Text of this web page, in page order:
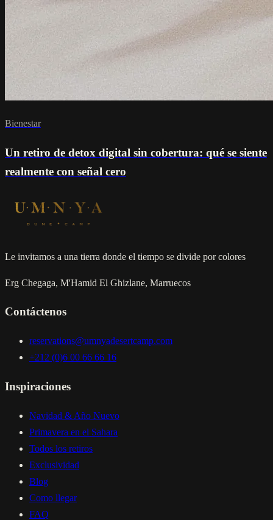
Bienestar
Un retiro de detox digital sin cobertura: qué se siente
realmente con señal cero
Le invitamos a una tierra donde el tiempo se divide por colores
Erg Chegaga, M'Hamid El Ghizlane, Marruecos
Contáctenos
reservations@umnyadesertcamp.com
+212 (0)6 00 66 66 16
Inspiraciones
Navidad & Año Nuevo
Primavera en el Sahara
Todos los retiros
Exclusividad
Blog
Como llegar
FAQ